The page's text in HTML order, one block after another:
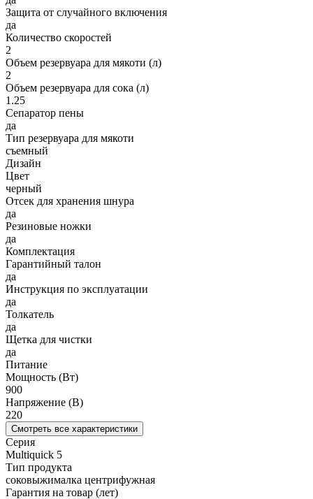
Защита от случайного включения
да
Количество скоростей
2
Объем резервуара для мякоти (л)
2
Объем резервуара для сока (л)
1.25
Сепаратор пены
да
Тип резервуара для мякоти
съемный
Дизайн
Цвет
черный
Отсек для хранения шнура
да
Резиновые ножки
да
Комплектация
Гарантийный талон
да
Инструкция по эксплуатации
да
Толкатель
да
Щетка для чистки
да
Питание
Мощность (Вт)
900
Напряжение (В)
220
Смотреть все характеристики
Серия
Multiquick 5
Тип продукта
соковыжималка центрифужная
Гарантия на товар (лет)